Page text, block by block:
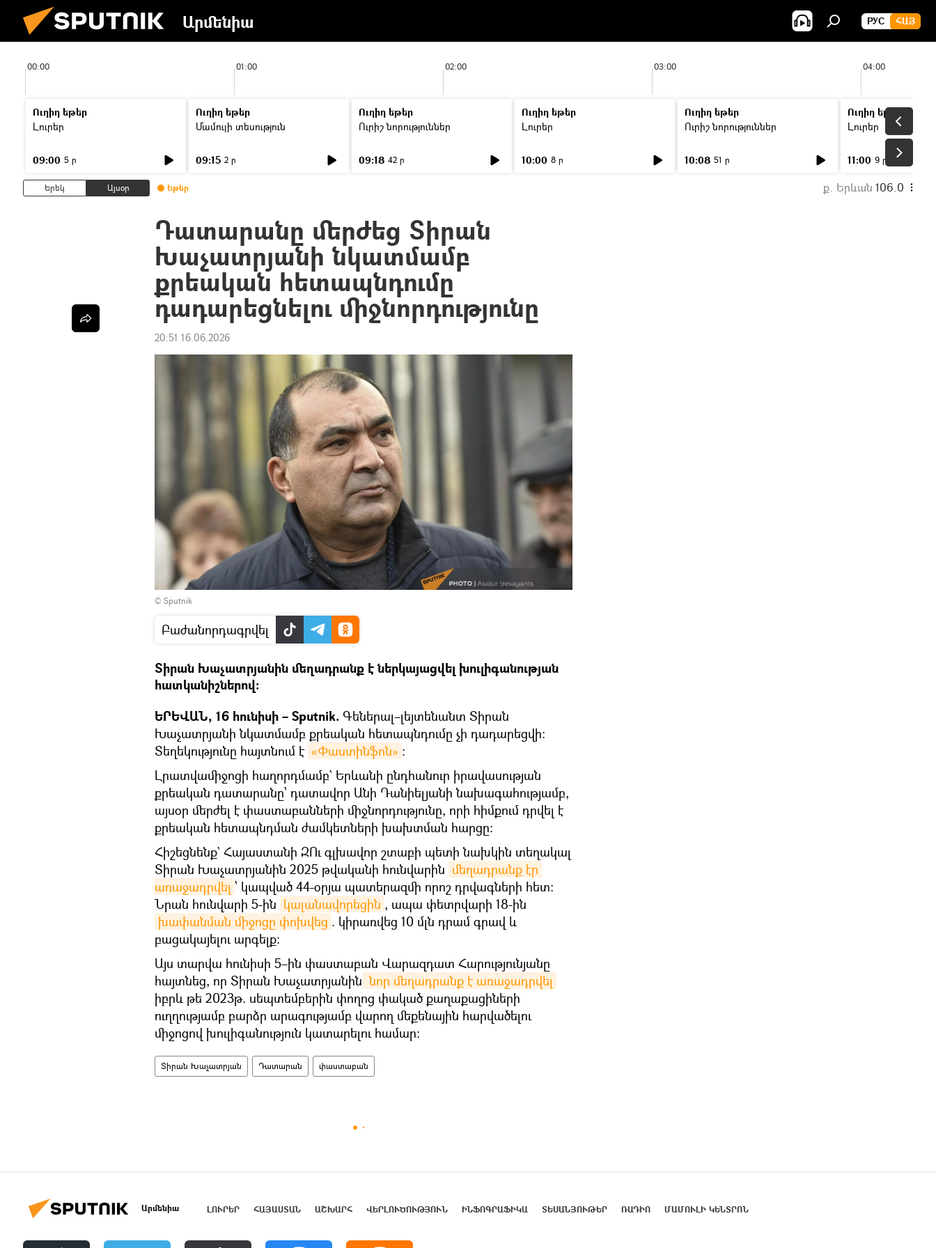
Արմենիա РУС ՀԱՅ
00:00 01:00 02:00 03:00 04:00
Ուղիղ եթեր
Լուրեր
09:00 5 ր
Ուղիղ եթեր
Մամուլի տեսություն
09:15 2 ր
Ուղիղ եթեր
Ուրիշ նորություններ
09:18 42 ր
Ուղիղ եթեր
Լուրեր
10:00 8 ր
Ուղիղ եթեր
Ուրիշ նորություններ
10:08 51 ր
Ուղիղ եթեր
Լուրեր
11:00 9 ր
Երեկ Այսօր Եթեր ք. Երևան 106.0
Դատարանը մերժեց Տիրան
Խաչատրյանի նկատմամբ
քրեական հետապնդումը
դադարեցնելու միջնորդությունը
20:51 16.06.2026
© Sputnik
Բաժանորդագրվել
Տիրան Խաչատրյանին մեղադրանք է ներկայացվել խուլիգանության
հատկանիշներով։
ԵՐԵՎԱՆ, 16 հունիսի – Sputnik. Գեներալ–լեյտենանտ Տիրան
Խաչատրյանի նկատմամբ քրեական հետապնդումը չի դադարեցվի։
Տեղեկությունը հայտնում է «Փաստինֆոն» ։
Լրատվամիջոցի հաղորդմամբ` Երևանի ընդհանուր իրավասության
քրեական դատարանը՝ դատավոր Անի Դանիելյանի նախագահությամբ,
այսօր մերժել է փաստաբանների միջնորդությունը, որի հիմքում դրվել է
քրեական հետապնդման ժամկետների խախտման հարցը։
Հիշեցնենք` Հայաստանի ԶՈւ գլխավոր շտաբի պետի նախկին տեղակալ
Տիրան Խաչատրյանին 2025 թվականի հունվարին մեղադրանք էր
առաջադրվել ՝ կապված 44-օրյա պատերազմի որոշ դրվագների հետ։
Նրան հունվարի 5-ին կալանավորեցին , ապա փետրվարի 18-ին
խափանման միջոցը փոխվեց . կիրառվեց 10 մլն դրամ գրավ և
բացակայելու արգելք։
Այս տարվա հունիսի 5–ին փաստաբան Վարազդատ Հարությունյանը
հայտնեց, որ Տիրան Խաչատրյանին նոր մեղադրանք է առաջադրվել
իբրև թե 2023թ. սեպտեմբերին փողոց փակած քաղաքացիների
ուղղությամբ բարձր արագությամբ վարող մեքենային հարվածելու
միջոցով խուլիգանություն կատարելու համար:
Տիրան Խաչատրյան Դատարան փաստաբան
Արմենիա ԼՈՒՐԵՐ ՀԱՅԱՍՏԱՆ ԱՇԽԱՐՀ ՎԵՐԼՈՒԾՈՒԹՅՈՒՆ ԻՆՖՈԳՐԱՖԻԿԱ ՏԵՍԱՆՅՈՒԹԵՐ ՌԱԴԻՈ ՄԱՄՈՒԼԻ ԿԵՆՏՐՈՆ